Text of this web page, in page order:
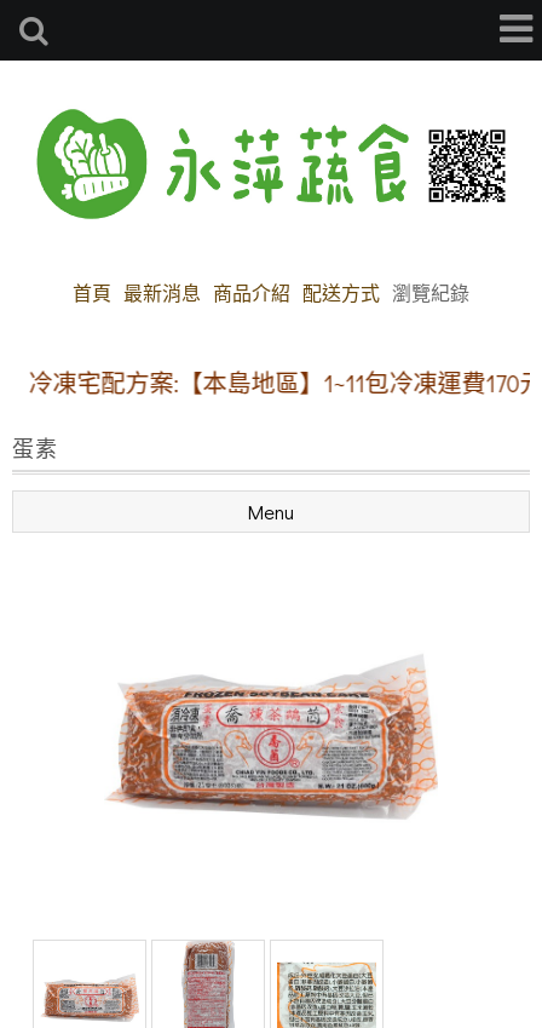
首頁 最新消息 商品介紹 配送方式 瀏覽紀錄
凍宅配方案:【本島地區】1~11包冷凍運費170元
蛋素
Menu